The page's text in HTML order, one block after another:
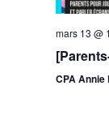
mars 13 @
CPA